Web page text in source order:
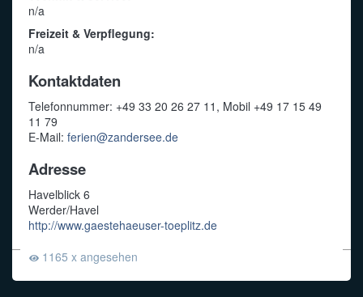
n/a
Freizeit & Verpflegung:
n/a
Kontaktdaten
Telefonnummer: +49 33 20 26 27 11, Mobil +49 17 15 49
11 79
E-Mail: ferien@zandersee.de
Adresse
Havelblick 6
Werder/Havel
http://www.gaestehaeuser-toeplitz.de
1165 x angesehen